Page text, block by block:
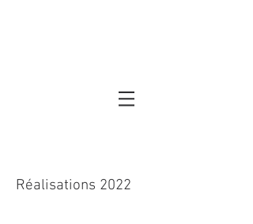
Réalisations 2022